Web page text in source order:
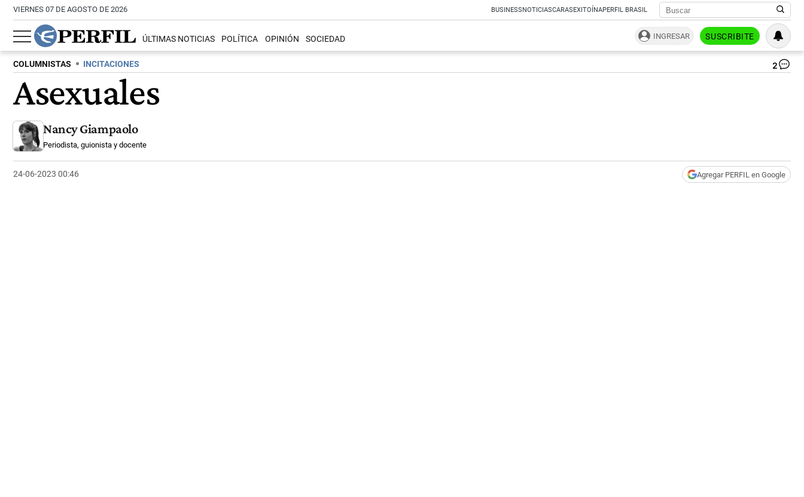
VIERNES 07 DE AGOSTO DE 2026 BUSINESSNOTICIASCARASEXITOÍNAPERFIL BRASIL
ÚLTIMAS NOTICIAS POLÍTICA OPINIÓN SOCIEDAD INGRESAR SUSCRIBITE
COLUMNISTAS INCITACIONES 2
Asexuales
Nancy Giampaolo
Periodista, guionista y docente
24-06-2023 00:46 Agregar PERFIL en Google